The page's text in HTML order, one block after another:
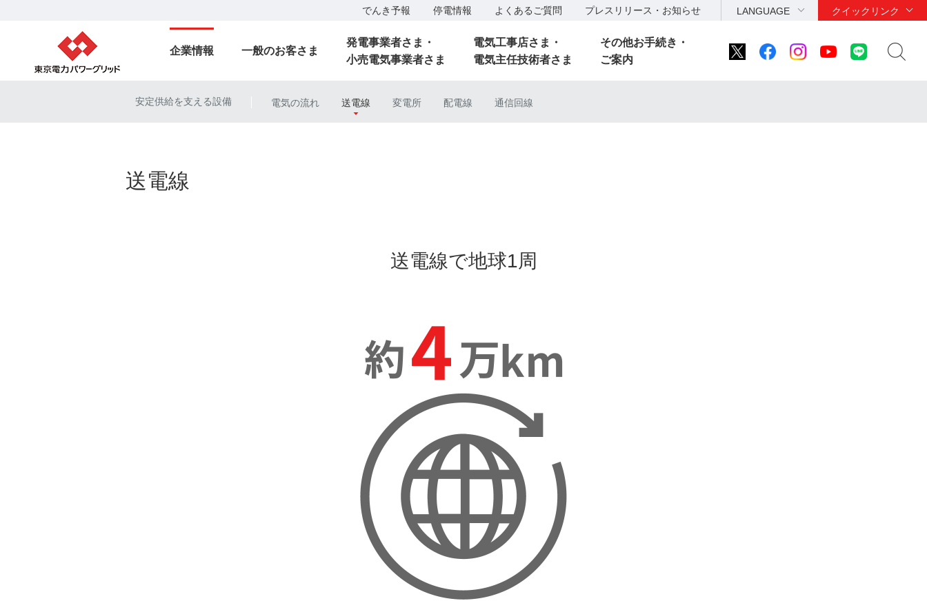
でんき予報 停電情報 よくあるご質問 プレスリリース・お知らせ LANGUAGE クイックリンク
企業情報 一般のお客さま
発電事業者さま・
小売電気事業者さま
電気工事店さま・
電気主任技術者さま
その他お手続き・
ご案内
安定供給を支える設備 電気の流れ 送電線 変電所 配電線 通信回線
送電線
送電線で地球1周